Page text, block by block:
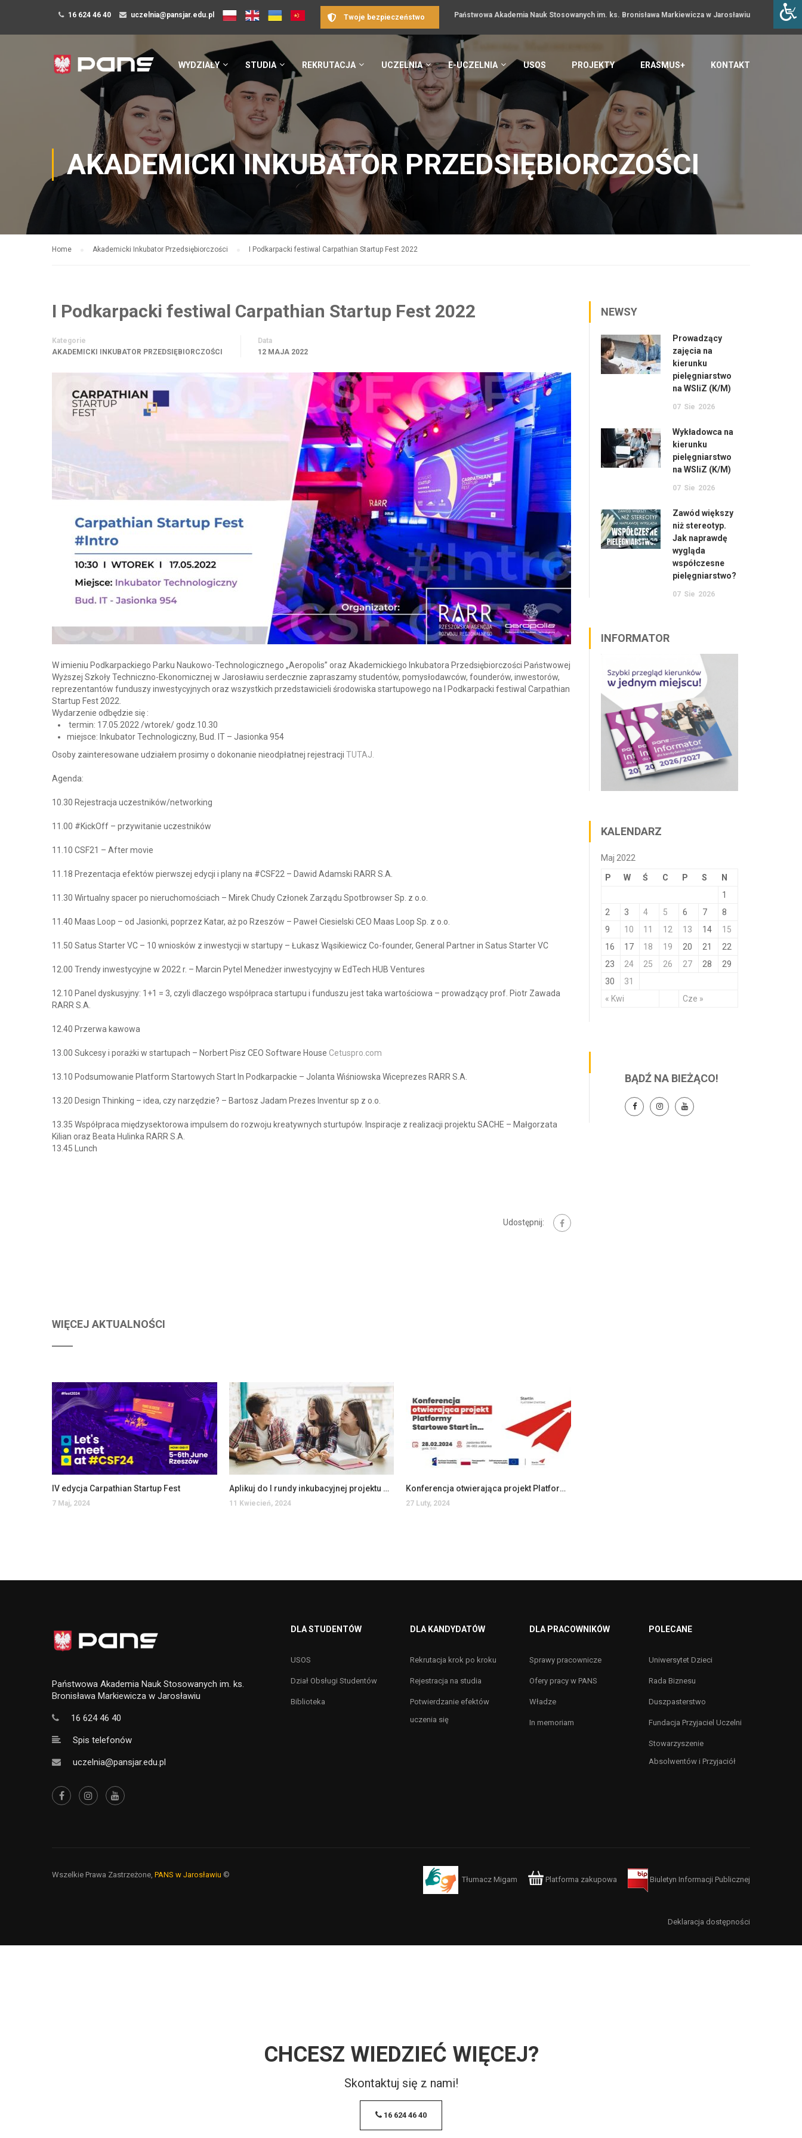
16 624 46 40 uczelnia@pansjar.edu.pl Państwowa Akademia Nauk Stosowanych im. ks. Bronisława Markiewicza w Jarosławiu
Twoje bezpieczeństwo
WYDZIAŁY STUDIA REKRUTACJA UCZELNIA E-UCZELNIA USOS PROJEKTY ERASMUS+ KONTAKT
AKADEMICKI INKUBATOR PRZEDSIĘBIORCZOŚCI
Home Akademicki Inkubator Przedsiębiorczości I Podkarpacki festiwal Carpathian Startup Fest 2022
I Podkarpacki festiwal Carpathian Startup Fest 2022
Kategorie
AKADEMICKI INKUBATOR PRZEDSIĘBIORCZOŚCI
Data
12 MAJA 2022
W imieniu Podkarpackiego Parku Naukowo-Technologicznego „Aeropolis” oraz Akademickiego Inkubatora Przedsiębiorczości Państwowej
Wyższej Szkoły Techniczno-Ekonomicznej w Jarosławiu serdecznie zapraszamy studentów, pomysłodawców, founderów, inwestorów,
reprezentantów funduszy inwestycyjnych oraz wszystkich przedstawicieli środowiska startupowego na I Podkarpacki festiwal Carpathian
Startup Fest 2022.
Wydarzenie odbędzie się :
termin: 17.05.2022 /wtorek/ godz.10.30
miejsce: Inkubator Technologiczny, Bud. IT – Jasionka 954
Osoby zainteresowane udziałem prosimy o dokonanie nieodpłatnej rejestracji TUTAJ.
Agenda:
10.30 Rejestracja uczestników/networking
11.00 #KickOff – przywitanie uczestników
11.10 CSF21 – After movie
11.18 Prezentacja efektów pierwszej edycji i plany na #CSF22 – Dawid Adamski RARR S.A.
11.30 Wirtualny spacer po nieruchomościach – Mirek Chudy Członek Zarządu Spotbrowser Sp. z o.o.
11.40 Maas Loop – od Jasionki, poprzez Katar, aż po Rzeszów – Paweł Ciesielski CEO Maas Loop Sp. z o.o.
11.50 Satus Starter VC – 10 wniosków z inwestycji w startupy – Łukasz Wąsikiewicz Co-founder, General Partner in Satus Starter VC
12.00 Trendy inwestycyjne w 2022 r. – Marcin Pytel Menedżer inwestycyjny w EdTech HUB Ventures
12.10 Panel dyskusyjny: 1+1 = 3, czyli dlaczego współpraca startupu i funduszu jest taka wartościowa – prowadzący prof. Piotr Zawada
RARR S.A.
12.40 Przerwa kawowa
13.00 Sukcesy i porażki w startupach – Norbert Pisz CEO Software House Cetuspro.com
13.10 Podsumowanie Platform Startowych Start In Podkarpackie – Jolanta Wiśniowska Wiceprezes RARR S.A.
13.20 Design Thinking – idea, czy narzędzie? – Bartosz Jadam Prezes Inventur sp z o.o.
13.35 Współpraca międzysektorowa impulsem do rozwoju kreatywnych sturtupów. Inspiracje z realizacji projektu SACHE – Małgorzata
Kilian oraz Beata Hulinka RARR S.A.
13.45 Lunch
Udostępnij:
WIĘCEJ AKTUALNOŚCI
IV edycja Carpathian Startup Fest
7 Maj, 2024
Aplikuj do I rundy inkubacyjnej projektu Platformy Startowe Start in…
11 Kwiecień, 2024
Konferencja otwierająca projekt Platformy Startowe Start In…
27 Luty, 2024
NEWSY
Prowadzący
zajęcia na
kierunku
pielęgniarstwo
na WSIiZ (K/M)
07 Sie 2026
Wykładowca na
kierunku
pielęgniarstwo
na WSIiZ (K/M)
07 Sie 2026
Zawód większy
niż stereotyp.
Jak naprawdę
wygląda
współczesne
pielęgniarstwo?
07 Sie 2026
INFORMATOR
KALENDARZ
Maj 2022
P W Ś C P S N
« Kwi Cze »
1
2
3 4 5 6 7
8
9
10 11 12 13 14
15
16
17 18 19 20 21
22
23
24 25 26 27 28
29
30
31
BĄDŹ NA BIEŻĄCO!
Państwowa Akademia Nauk Stosowanych im. ks.
Bronisława Markiewicza w Jarosławiu
16 624 46 40
Spis telefonów
uczelnia@pansjar.edu.pl
DLA STUDENTÓW
USOS
Dział Obsługi Studentów
Biblioteka
DLA KANDYDATÓW
Rekrutacja krok po kroku
Rejestracja na studia
Potwierdzanie efektów
uczenia się
DLA PRACOWNIKÓW
Sprawy pracownicze
Ofery pracy w PANS
Władze
In memoriam
POLECANE
Uniwersytet Dzieci
Rada Biznesu
Duszpasterstwo
Fundacja Przyjaciel Uczelni
Stowarzyszenie
Absolwentów i Przyjaciół
Wszelkie Prawa Zastrzeżone, PANS w Jarosławiu ©
Tłumacz Migam Platforma zakupowa Biuletyn Informacji Publicznej
Deklaracja dostępności
CHCESZ WIEDZIEĆ WIĘCEJ?
Skontaktuj się z nami!
16 624 46 40